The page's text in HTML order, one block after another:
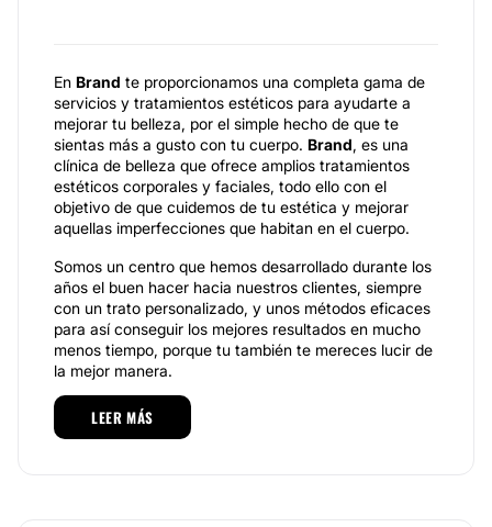
En Brand te proporcionamos una completa gama de
servicios y tratamientos estéticos para ayudarte a
mejorar tu belleza, por el simple hecho de que te
sientas más a gusto con tu cuerpo. Brand, es una
clínica de belleza que ofrece amplios tratamientos
estéticos corporales y faciales, todo ello con el
objetivo de que cuidemos de tu estética y mejorar
aquellas imperfecciones que habitan en el cuerpo.
Somos un centro que hemos desarrollado durante los
años el buen hacer hacia nuestros clientes, siempre
con un trato personalizado, y unos métodos eficaces
para así conseguir los mejores resultados en mucho
menos tiempo, porque tu también te mereces lucir de
la mejor manera.
Especialidades
LEER MÁS